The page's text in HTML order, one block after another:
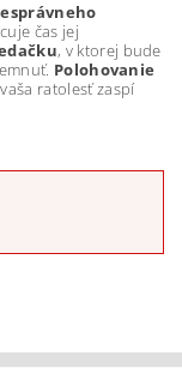
čas jej
, v ktorej bude
Polohovanie
ratolesť zaspí